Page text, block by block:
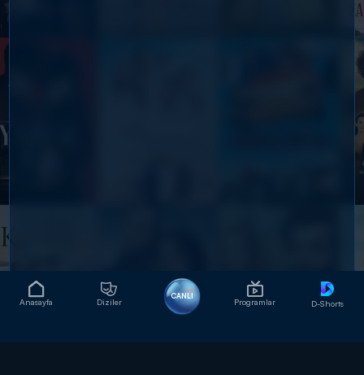
Anasayfa Diziler
CANLI
Programlar D-Shorts